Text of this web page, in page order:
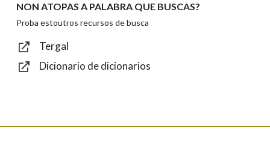
Enviar
NON ATOPAS A PALABRA QUE BUSCAS?
Proba estoutros recursos de busca
Tergal
Dicionario de dicionarios